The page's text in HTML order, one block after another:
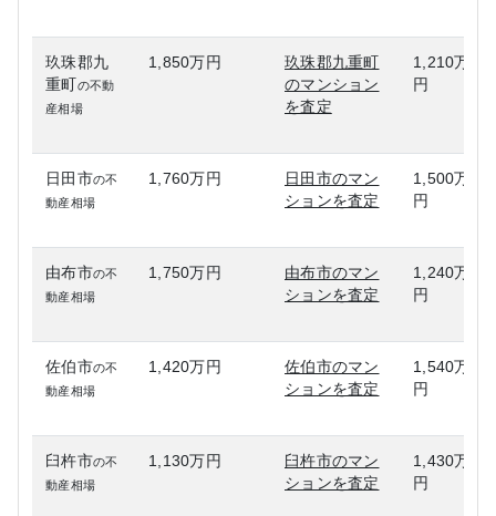
玖珠郡九
重町の不動
産相場
1,850万円
玖珠郡九重町
のマンション
を査定
1,210万
円
日田市の不
動産相場
1,760万円
日田市のマン
ションを査定
1,500万
円
由布市の不
動産相場
1,750万円
由布市のマン
ションを査定
1,240万
円
佐伯市の不
動産相場
1,420万円
佐伯市のマン
ションを査定
1,540万
円
臼杵市の不
動産相場
1,130万円
臼杵市のマン
ションを査定
1,430万
円